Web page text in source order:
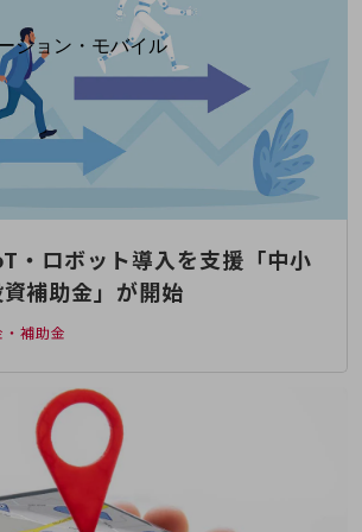
ション・モバイル
ションTOP
る
をご紹介
ル
ター
・ロボット導入を支援「中小
補助金」が開始
補助金